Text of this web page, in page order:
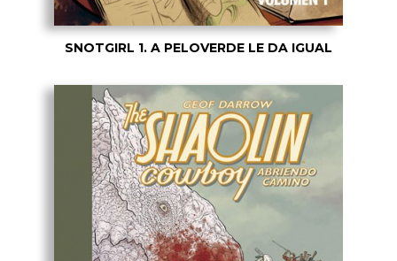
SNOTGIRL 1. A PELOVERDE LE DA IGUAL